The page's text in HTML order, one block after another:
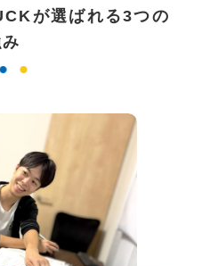
が選ばれる3つの